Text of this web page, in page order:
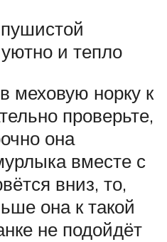
и тепло
меховую норку к
проверьте,
она
вместе с
вниз, то,
она к такой
не подойдёт